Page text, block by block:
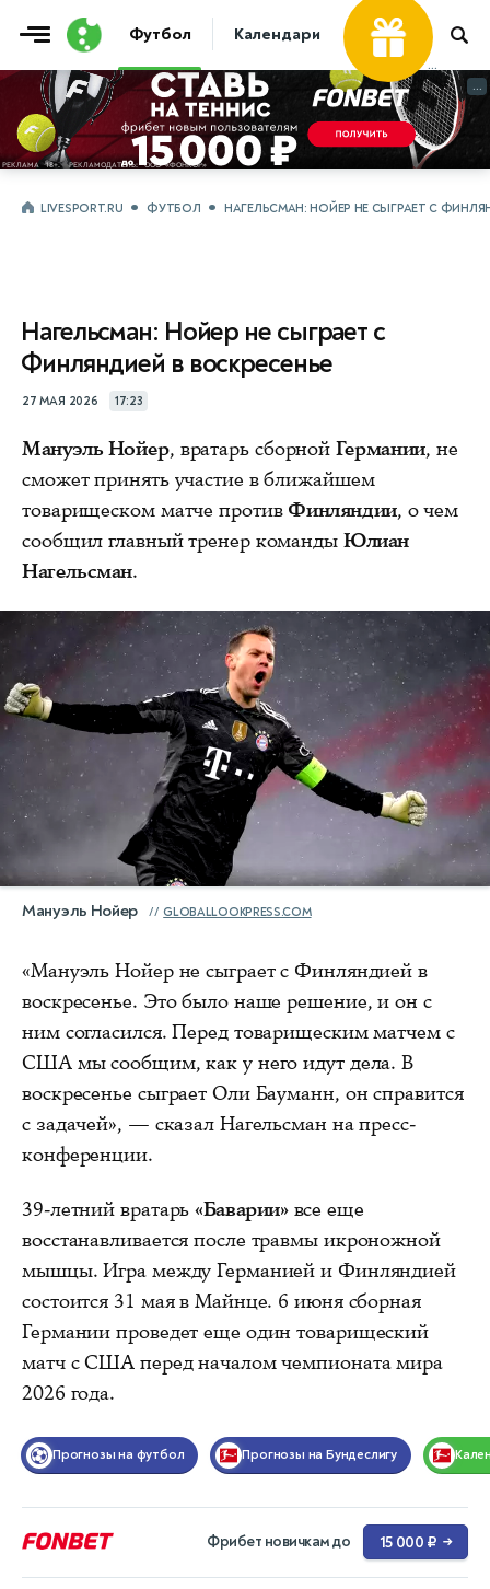
Футбол Календари Таблицы Матчи
...
...
LIVESPORT.RU ФУТБОЛ НАГЕЛЬСМАН: НОЙЕР НЕ СЫГРАЕТ С
Нагельсман: Нойер не сыграет с
Финляндией в воскресенье
27 МАЯ 2026 17:23
Мануэль Нойер, вратарь сборнойГермании, не
сможет принять участие в ближайшем
товарищеском матче против Финляндии, о чем
сообщил главный тренер команды Юлиан
Нагельсман.
Мануэль Нойер GLOBALLOOKPRESS.COM
«Мануэль Нойер не сыграет с Финляндией в
воскресенье. Это было наше решение, и он с
ним согласился. Перед товарищеским матчем с
США мы сообщим, как у него идут дела. В
воскресенье сыграет Оли Бауманн, он справится
с задачей», — сказал Нагельсман на пресс-
конференции.
39-летний вратарь«Баварии»все еще
восстанавливается после травмы икроножной
мышцы. Игра между Германией и Финляндией
состоится 31 мая в Майнце. 6 июня сборная
Германии проведет еще один товарищеский
матч с США перед началом чемпионата мира
2026 года.
Прогнозы на футбол Прогнозы на Бундеслигу
Фрибет новичкам до 15 000 ₽ →